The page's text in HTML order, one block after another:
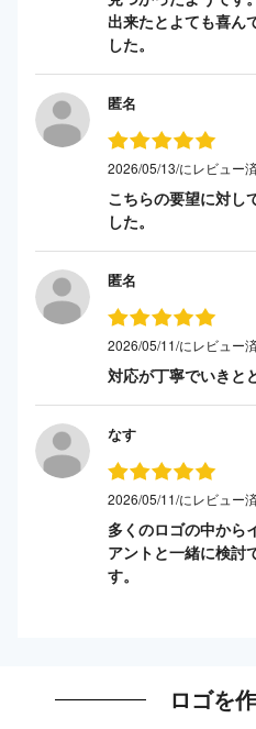
出来たとよても喜ん
した。
匿名
2026/05/13/にレビュー
こちらの要望に対し
した。
匿名
2026/05/11/にレビュー
対応が丁寧でいきと
なす
2026/05/11/にレビュー
多くのロゴの中から
アントと一緒に検討
す。
ロゴを